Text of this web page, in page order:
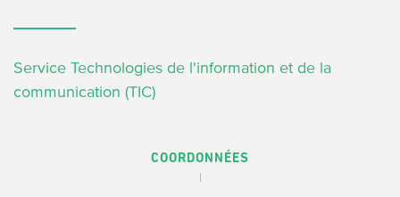
Service Technologies de l'information et de la
communication (TIC)
COORDONNÉES